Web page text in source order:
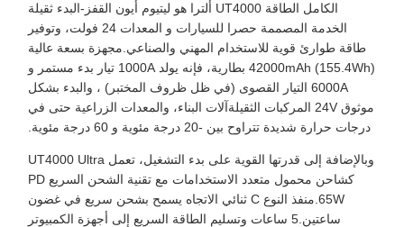
الكامل الطاقة UT4000 ألترا هو ليتيوم أيون القفز-البدء ثقيلة
الخدمة المصممة حصرا للسيارات و المعدات 24 فولت، وتوفير
طاقة طوارئ قوية للاستخدام المهني والصناعي.مجهزة بسعة عالية
42000mAh (155.4Wh) بطارية، فإنه يولد 1000A تيار بدء مستمر و
6000A التيار القصوى (في ظل ظروف المختبر) ، والبدء بشكل
موثوق 24V المركبات الثقيلةآلات البناء، والمعدات الزراعية حتى في
درجات حرارة شديدة تتراوح بين -20 درجة مئوية و 60 درجة مئوية.
وبالإضافة إلى قدرتها القوية على بدء التشغيل، تعمل UT4000 Ultra
كشاحن محمول متعدد الاستخدامات مع تقنية الشحن السريع PD
65W.منفذ النوع C ثنائي الاتجاه يسمح بشحن سريع في غضون
ساعتين.5 ساعات وتسليم الطاقة السريع إلى أجهزة الكمبيوتر